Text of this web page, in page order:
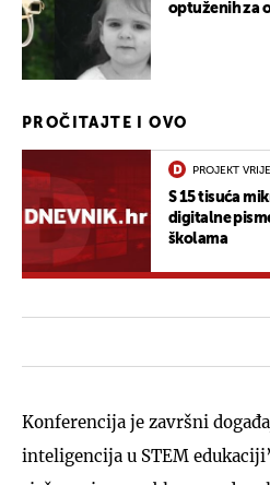
optuženih za
PROČITAJTE I OVO
PROJEKT
S 15 tisuća
digitalne
školama
Konferencija je završni
inteligencija u STEM